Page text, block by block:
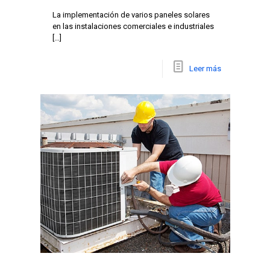
La implementación de varios paneles solares
en las instalaciones comerciales e industriales
[…]
Leer más